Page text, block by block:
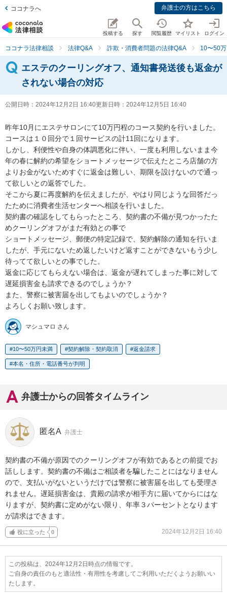
ココナラへ 弁護士の方はこちら
投稿する 探す 閲覧履歴 マイリスト ログイン
ココナラ法律相談 法律Q&A 詐欺・消費者問題の法律Q&A 10〜50
エステのクーリングオフ、通知書発送後も返金が
されない場合の対応
公開日時： 2024年12月2日 16:40更新日時： 2024年12月5日 16:40
昨年10月にエステサロンにて10万円程のコース契約を行いました。
コースは１０回分で１回サービスの計11回になります。
しかし、利便性や自身の体調悪化に伴い、一度も利用しないまま今
年の春に解約の希望をショートメッセージで伝えたところ店舗の方
よりお金がないためすぐに返金は難しい、期限を設けないので通っ
て欲しいとの返答でした。
そこから夏に再度解約を伝えましたが、やはり同じような回答だっ
たために消費者生活センターへ相談を行いました。
契約書の確認をしてもらったところ、契約書の不備が見つかったた
めクーリングオフがまだ有効との事で
ショートメッセージ、郵便の特定記録で、契約解除の通知を行いま
したが、手元にないため返したいけど返すことができないもう少し
待ってて欲しいとの事でした。
返金に応じてもらえない場合は、返金が遅れてしまった事に対して
遅延損害金も請求できるのでしょうか？
また、警察に被害届を出してもよいのでしょうか？
よろしくお願い致します。
マシュマロ さん
10〜50万円未満 契約解除・契約取消 返金請求
本名・住所・電話番号が判明
弁護士からの回答タイムライン
匿名A 弁護士
契約書の不備が原因でのクーリングオフが有効であるとの前提でお
話しします。契約書の不備はご相談者を騙したことにはなりません
ので、支払いがないというだけでは警察に被害届を出しても受理さ
れません。遅延損害金は、貴殿の請求が相手方に届いてからにはな
りますが、契約書に定めがない限り、年率３パーセントとなります
が請求はできます。
役に立った 0 2024年12月2日 16:40
この投稿は、2024年12月2日時点の情報です。
ご自身の責任のもと適法性・有用性を考慮してご利用いただくようお願いい
たします。